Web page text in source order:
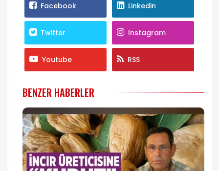
Facebook Linkedin
Twitter Instagram
Youtube RSS
BENZER HABERLER